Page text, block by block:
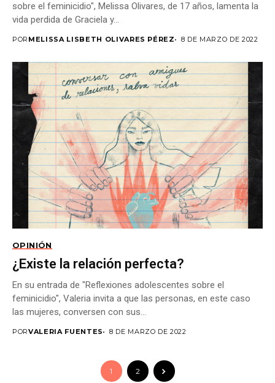
sobre el feminicidio", Melissa Olivares, de 17 años, lamenta la
vida perdida de Graciela y...
POR MELISSA LISBETH OLIVARES PÉREZ 8 DE MARZO DE 2022
OPINIÓN
¿Existe la relación perfecta?
En su entrada de "Reflexiones adolescentes sobre el
feminicidio", Valeria invita a que las personas, en este caso
las mujeres, conversen con sus...
PORVALERIA FUENTES 8 DE MARZO DE 2022
1 2